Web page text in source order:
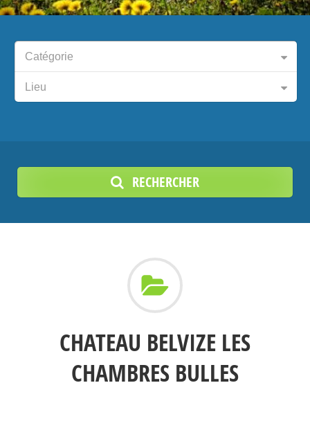
Catégorie
Lieu
RECHERCHER
CHATEAU BELVIZE LES
CHAMBRES BULLES